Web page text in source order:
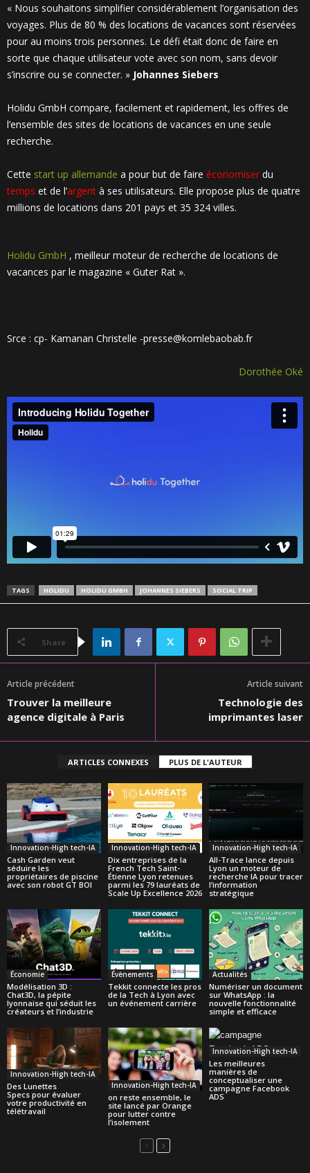
« Nous souhaitons simplifier considérablement l’organisation des
voyages. Plus de 80 % des locations de vacances sont réservées
pour au moins trois personnes. Le défi était donc de faire en
sorte que chaque utilisateur vote avec son nom, sans devoir
s’inscrire ou se connecter. » Johannes Siebers
Holidu GmbH compare, facilement et rapidement, les offres de
l’ensemble des sites de locations de vacances en une seule
recherche.
Cette start up allemande a pour but de faire économiser du
temps et de l’argent à ses utilisateurs. Elle propose plus de quatre
millions de locations dans 201 pays et 35 324 villes.
Holidu GmbH , meilleur moteur de recherche de locations de
vacances par le magazine « Guter Rat ».
Srce : cp- Kamanan Christelle -presse@komlebaobab.fr
Dorothée Oké
TAGS HOLIDU HOLIDU GMBH JOHANNES SIEBERS SOCIAL TRIP
Share
Article précédent
Trouver la meilleure
agence digitale à Paris
Article suivant
Technologie des
imprimantes laser
ARTICLES CONNEXES PLUS DE L'AUTEUR
Innovation-High tech-IA
Cash Garden veut
séduire les
propriétaires de piscine
avec son robot GT BOI
Innovation-High tech-IA
Dix entreprises de la
French Tech Saint-
Étienne Lyon retenues
parmi les 79 lauréats de
Scale Up Excellence 2026
Innovation-High tech-IA
All-Trace lance depuis
Lyon un moteur de
recherche IA pour tracer
l’information
stratégique
Économie
Modélisation 3D :
Chat3D, la pépite
lyonnaise qui séduit les
créateurs et l’industrie
Évènements
Tekkit connecte les pros
de la Tech à Lyon avec
un événement carrière
Actualités
Numériser un document
sur WhatsApp : la
nouvelle fonctionnalité
simple et efficace
Innovation-High tech-IA
Des Lunettes
Specs pour évaluer
votre productivité en
télétravail
Innovation-High tech-IA
on reste ensemble, le
site lancé par Orange
pour lutter contre
l’isolement
Innovation-High tech-IA
Les meilleures
manières de
conceptualiser une
campagne Facebook
ADS